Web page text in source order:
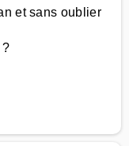
et sans oublier
?